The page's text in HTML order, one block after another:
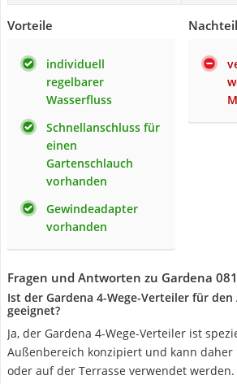
Vorteile
individuell
regelbarer
Wasserfluss
Schnellanschluss für
einen
Gartenschlauch
vorhanden
Gewindeadapter
vorhanden
Fragen und Antworten zu Gardena
Ist der Gardena 4-Wege-Verteiler für
geeignet?
Ja, der Gardena 4-Wege-Verteiler ist
Außenbereich konzipiert und kann
oder auf der Terrasse verwendet werden.